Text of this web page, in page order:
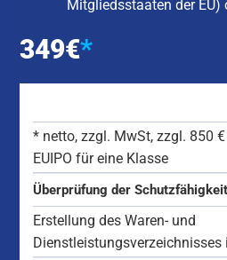
Mitgliedsstaaten der EU)
349€*
* netto, zzgl. MwSt, zzgl. 850
EUIPO für eine Klasse
Überprüfung der Schutzfähigkeit
Erstellung des Waren- und
Dienstleistungsverzeichnisses